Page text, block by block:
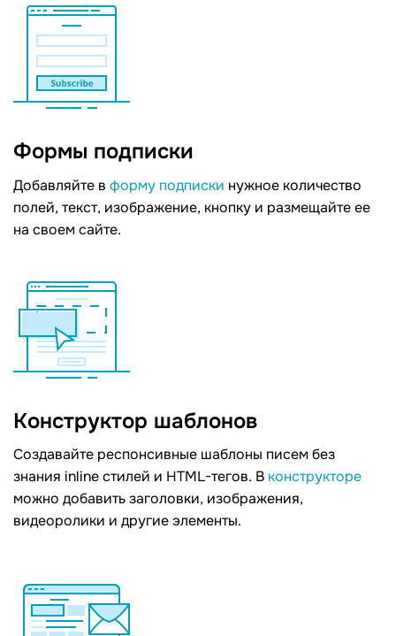
Формы подписки
Добавляйте в форму подписки нужное количество
полей, текст, изображение, кнопку и размещайте ее
на своем сайте.
Конструктор шаблонов
Создавайте респонсивные шаблоны писем без
знания inline стилей и HTML-тегов. В конструкторе
можно добавить заголовки, изображения,
видеоролики и другие элементы.